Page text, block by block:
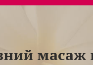
масаж